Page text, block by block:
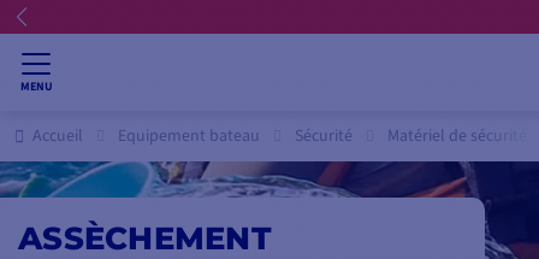
MENU
Accueil Equipement bateau Sécurité Matériel de sécurité
ASSÈCHEMENT